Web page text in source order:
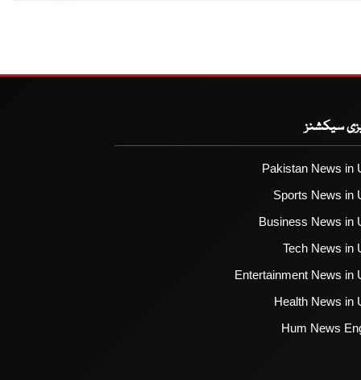
سیکشنز
Pakistan News in
Sports News in
Business News in
Tech News in
Entertainment News in
Health News in
Hum News